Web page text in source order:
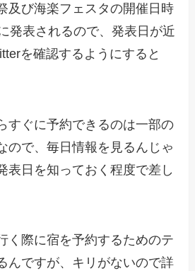
及び海楽フェスタの開催日時
発表されるので、発表日が近
を確認するようにすると
すぐに予約できるのは一部の
ので、毎日情報を見るんじゃ
表日を知っておく程度で差し
く際に宿を予約するためのテ
んですが、キリがないので詳